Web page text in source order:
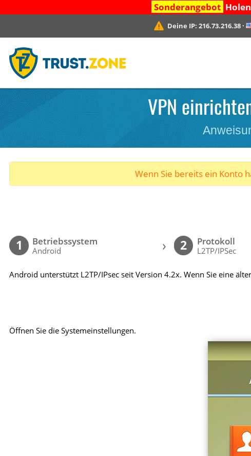
Sonderangebot
Deine IP:216.73.216.38 ·
VPN
Wenn Sie bereits ein Konto
1 Betriebssystem
Android › 2 Protokoll
L2TP/IPSec
Android unterstützt L2TP/IPsec seit Version 4.2x. Wenn Sie eine
Öffnen Sie die Systemeinstellungen.